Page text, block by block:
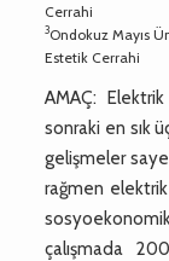
Cerrahi
3Ondokuz Mayıs
Estetik Cerrahi
AMAÇ:
sonraki en sık
gelişmeler
rağmen
çalışmada